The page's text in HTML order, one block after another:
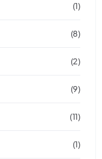
(1)
(8)
(2)
(9)
(11)
(1)